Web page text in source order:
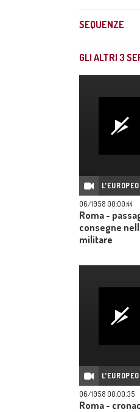
SEQUENZE
GLI ALTRI 3
06/1958 00:00:44
Roma -
consegne
militare
06/1958 00:00:35
Roma -